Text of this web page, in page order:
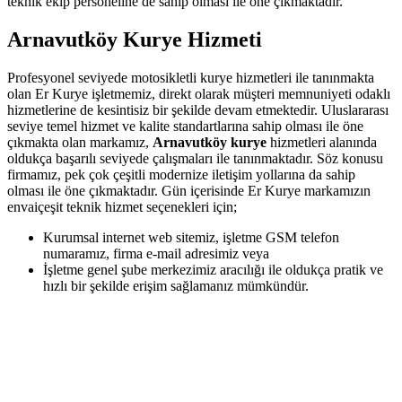
Arnavutköy Kurye Hizmeti
Profesyonel seviyede motosikletli kurye hizmetleri ile tanınmakta
olan Er Kurye işletmemiz, direkt olarak müşteri memnuniyeti odaklı
hizmetlerine de kesintisiz bir şekilde devam etmektedir. Uluslararası
seviye temel hizmet ve kalite standartlarına sahip olması ile öne
çıkmakta olan markamız, Arnavutköy kurye hizmetleri alanında
oldukça başarılı seviyede çalışmaları ile tanınmaktadır. Söz konusu
firmamız, pek çok çeşitli modernize iletişim yollarına da sahip
olması ile öne çıkmaktadır. Gün içerisinde Er Kurye markamızın
envaiçeşit teknik hizmet seçenekleri için;
Kurumsal internet web sitemiz, işletme GSM telefon
numaramız, firma e-mail adresimiz veya
İşletme genel şube merkezimiz aracılığı ile oldukça pratik ve
hızlı bir şekilde erişim sağlamanız mümkündür.